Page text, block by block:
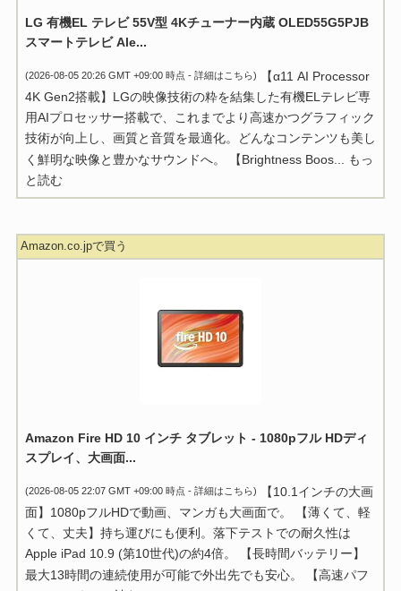
LG 有機EL テレビ 55V型 4Kチューナー内蔵 OLED55G5PJB
スマートテレビ Ale...
(2026-08-05 20:26 GMT +09:00 時点 - 詳細はこちら)
【α11 AI Processor
4K Gen2搭載】LGの映像技術の粋を結集した有機ELテレビ専
用AIプロセッサー搭載で、これまでより高速かつグラフィック
技術が向上し、画質と音質を最適化。どんなコンテンツも美し
く鮮明な映像と豊かなサウンドへ。 【Brightness Boos...
もっ
と読む
Amazon.co.jpで買う
Amazon Fire HD 10 インチ タブレット - 1080pフル HDディ
スプレイ、大画面...
(2026-08-05 22:07 GMT +09:00 時点 - 詳細はこちら)
【10.1インチの大画
面】1080pフルHDで動画、マンガも大画面で。 【薄くて、軽
くて、丈夫】持ち運びにも便利。落下テストでの耐久性は
Apple iPad 10.9 (第10世代)の約4倍。 【長時間バッテリー】
最大13時間の連続使用が可能で外出先でも安心。 【高速パフ